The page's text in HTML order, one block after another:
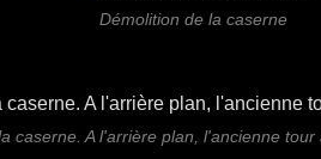
Démolition de la caserne
caserne. A l'arrière plan, l'ancienne